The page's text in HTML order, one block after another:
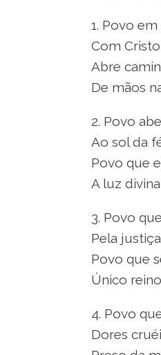
1. Povo em
Com
Abre
De mãos
2. Povo
Ao sol da
Povo que
A luz
3. Povo
Pela
Povo que
Único
4. Povo
Dores